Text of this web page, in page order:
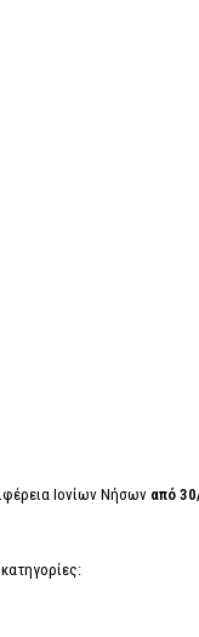
Ιονίων Νήσων από